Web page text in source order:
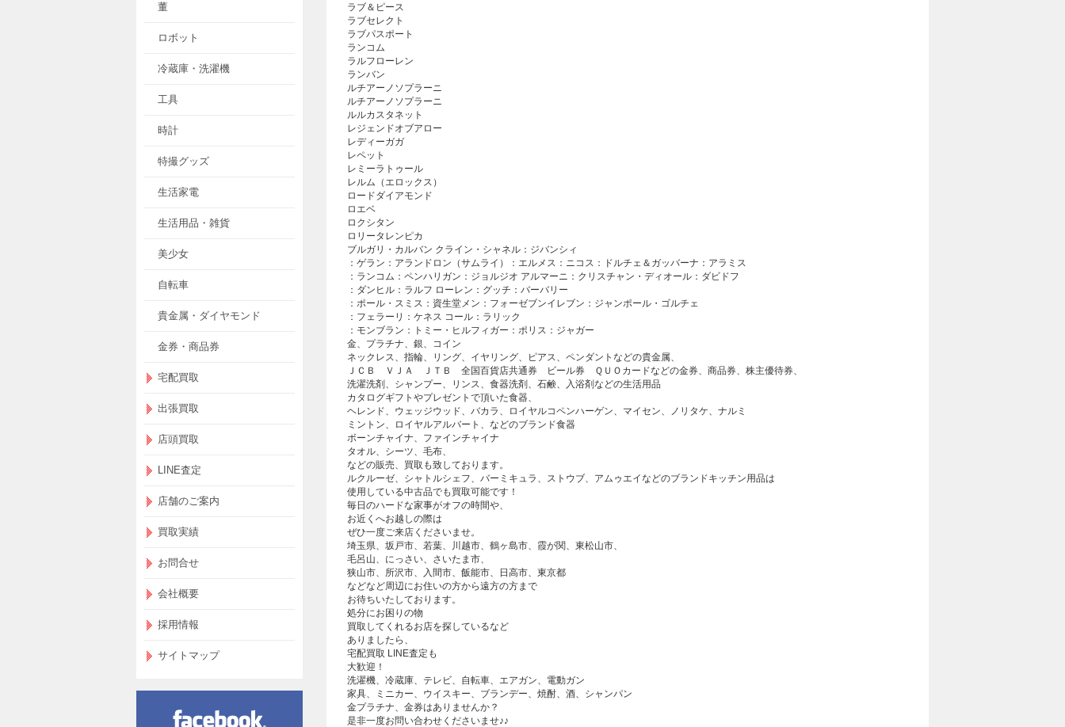
ラブ＆ピース
ラブセレクト
ラブパスポート
ランコム
ラルフローレン
ランバン
ルチアーノソプラーニ
ルチアーノソプラーニ
ルルカスタネット
レジェンドオブアロー
レディーガガ
レペット
レミーラトゥール
レルム（エロックス）
ロードダイアモンド
ロエベ
ロクシタン
ロリータレンピカ
ブルガリ・カルバン クライン・シャネル：ジバンシィ
：ゲラン：アランドロン（サムライ）：エルメス：ニコス：ドルチェ＆ガッバーナ：アラミス
：ランコム：ペンハリガン：ジョルジオ アルマーニ：クリスチャン・ディオール：ダビドフ
：ダンヒル：ラルフ ローレン：グッチ：バーバリー
：ポール・スミス：資生堂メン：フォーゼブンイレブン：ジャンポール・ゴルチェ
：フェラーリ：ケネス コール：ラリック
：モンブラン：トミー・ヒルフィガー：ポリス：ジャガー
金、プラチナ、銀、コイン
ネックレス、指輪、リング、イヤリング、ピアス、ペンダントなどの貴金属、
ＪＣＢ ＶＪＡ ＪＴＢ 全国百貨店共通券 ビール券 ＱＵＯカードなどの金券、商品券、株主優待券、
洗濯洗剤、シャンプー、リンス、食器洗剤、石鹸、入浴剤などの生活用品
カタログギフトやプレゼントで頂いた食器、
ヘレンド、ウェッジウッド、バカラ、ロイヤルコペンハーゲン、マイセン、ノリタケ、ナルミ
ミントン、ロイヤルアルバート、などのブランド食器
ボーンチャイナ、ファインチャイナ
タオル、シーツ、毛布、
などの販売、買取も致しております。
ルクルーゼ、シャトルシェフ、バーミキュラ、ストウブ、アムゥエイなどのブランドキッチン用品は
使用している中古品でも買取可能です！
毎日のハードな家事がオフの時間や、
お近くへお越しの際は
ぜひ一度ご来店くださいませ。
埼玉県、坂戸市、若葉、川越市、鶴ヶ島市、霞が関、東松山市、
毛呂山、にっさい、さいたま市、
狭山市、所沢市、入間市、飯能市、日高市、東京都
などなど周辺にお住いの方から遠方の方まで
お待ちいたしております。
処分にお困りの物
買取してくれるお店を探しているなど
ありましたら、
宅配買取 LINE査定も
大歓迎！
洗濯機、冷蔵庫、テレビ、自転車、エアガン、電動ガン
家具、ミニカー、ウイスキー、ブランデー、焼酎、酒、シャンパン
金プラチナ、金券はありませんか？
是非一度お問い合わせくださいませ♪♪
董
ロボット
冷蔵庫・洗濯機
工具
時計
特撮グッズ
生活家電
生活用品・雑貨
美少女
自転車
貴金属・ダイヤモンド
金券・商品券
宅配買取
出張買取
店頭買取
LINE査定
店舗のご案内
買取実績
お問合せ
会社概要
採用情報
サイトマップ